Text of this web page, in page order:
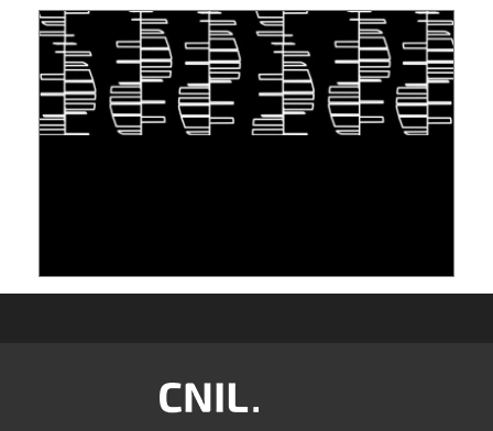
Image